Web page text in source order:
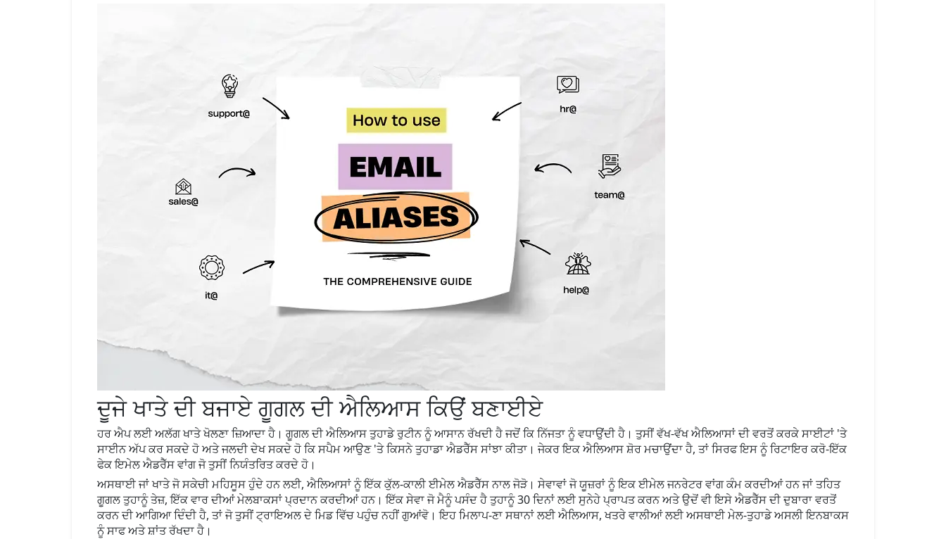
ਦੂਜੇ ਖਾਤੇ ਦੀ ਬਜਾਏ ਗੂਗਲ ਦੀ ਐਲਿਆਸ ਕਿਉਂ ਬਣਾਈਏ
ਹਰ ਐਪ ਲਈ ਅਲੱਗ ਖਾਤੇ ਖੋਲਣਾ ਜ਼ਿਆਦਾ ਹੈ। ਗੂਗਲ ਦੀ ਐਲਿਆਸ ਤੁਹਾਡੇ ਰੁਟੀਨ ਨੂੰ ਆਸਾਨ ਰੱਖਦੀ ਹੈ ਜਦੋਂ ਕਿ ਨਿੱਜਤਾ ਨੂੰ ਵਧਾਉਂਦੀ ਹੈ। ਤੁਸੀਂ ਵੱਖ-ਵੱਖ ਐਲਿਆਸਾਂ ਦੀ ਵਰਤੋਂ ਕਰਕੇ ਸਾਈਟਾਂ 'ਤੇ
ਸਾਈਨ ਅੱਪ ਕਰ ਸਕਦੇ ਹੋ ਅਤੇ ਜਲਦੀ ਦੇਖ ਸਕਦੇ ਹੋ ਕਿ ਸਪੈਮ ਆਉਣ 'ਤੇ ਕਿਸਨੇ ਤੁਹਾਡਾ ਐਡਰੈੱਸ ਸਾਂਝਾ ਕੀਤਾ। ਜੇਕਰ ਇਕ ਐਲਿਆਸ ਸ਼ੋਰ ਮਚਾਉਂਦਾ ਹੈ, ਤਾਂ ਸਿਰਫ ਇਸ ਨੂੰ ਰਿਟਾਇਰ ਕਰੋ-ਇੱਕ
ਫੇਕ ਇਮੇਲ ਐਡਰੈੱਸ ਵਾਂਗ ਜੋ ਤੁਸੀਂ ਨਿਯੰਤਰਿਤ ਕਰਦੇ ਹੋ।
ਅਸਥਾਈ ਜਾਂ ਖਾਤੇ ਜੋ ਸਕੇਚੀ ਮਹਿਸੂਸ ਹੁੰਦੇ ਹਨ ਲਈ, ਐਲਿਆਸਾਂ ਨੂੰ ਇੱਕ ਕੁੱਲ-ਕਾਲੀ ਈਮੇਲ ਐਡਰੈੱਸ ਨਾਲ ਜੋੜੋ। ਸੇਵਾਵਾਂ ਜੋ ਯੂਜ਼ਰਾਂ ਨੂੰ ਇਕ ਈਮੇਲ ਜਨਰੇਟਰ ਵਾਂਗ ਕੰਮ ਕਰਦੀਆਂ ਹਨ ਜਾਂ ਤਹਿਤ
ਗੂਗਲ ਤੁਹਾਨੂੰ ਤੇਜ਼, ਇੱਕ ਵਾਰ ਦੀਆਂ ਮੇਲਬਾਕਸਾਂ ਪ੍ਰਦਾਨ ਕਰਦੀਆਂ ਹਨ। ਇੱਕ ਸੇਵਾ ਜੋ ਮੈਨੂੰ ਪਸੰਦ ਹੈ ਤੁਹਾਨੂੰ 30 ਦਿਨਾਂ ਲਈ ਸੁਨੇਹੇ ਪ੍ਰਾਪਤ ਕਰਨ ਅਤੇ ਉਦੋਂ ਵੀ ਇਸੇ ਐਡਰੈੱਸ ਦੀ ਦੁਬਾਰਾ ਵਰਤੋਂ
ਕਰਨ ਦੀ ਆਗਿਆ ਦਿੰਦੀ ਹੈ, ਤਾਂ ਜੋ ਤੁਸੀਂ ਟ੍ਰਾਇਅਲ ਦੇ ਮਿਡ ਵਿੱਚ ਪਹੁੰਚ ਨਹੀਂ ਗੁਆਂਵੋ। ਇਹ ਮਿਲਾਪ-ਣਾ ਸਥਾਨਾਂ ਲਈ ਐਲਿਆਸ, ਖਤਰੇ ਵਾਲੀਆਂ ਲਈ ਅਸਥਾਈ ਮੇਲ-ਤੁਹਾਡੇ ਅਸਲੀ ਇਨਬਾਕਸ
ਨੂੰ ਸਾਫ ਅਤੇ ਸ਼ਾਂਤ ਰੱਖਦਾ ਹੈ।